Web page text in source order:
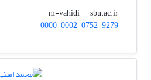
m-vahidi
sbu.ac.ir
0000-0002-0752-9279